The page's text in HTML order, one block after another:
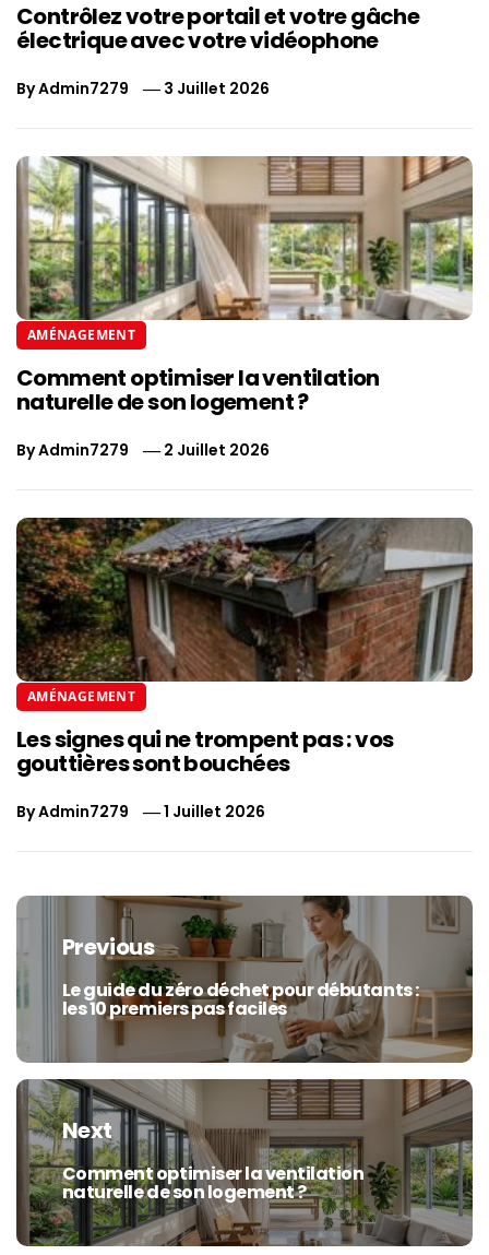
Contrôlez votre portail et votre gâche
électrique avec votre vidéophone
ByAdmin7279 3 Juillet 2026
AMÉNAGEMENT
Comment optimiser la ventilation
naturelle de son logement ?
ByAdmin7279 2 Juillet 2026
AMÉNAGEMENT
Les signes qui ne trompent pas : vos
gouttières sont bouchées
ByAdmin7279 1 Juillet 2026
Navigation
l’article
Previous
Previous
post:
Le guide du zéro déchet pour débutants :
les 10 premiers pas faciles
Next
Next
post:
Comment optimiser la ventilation
naturelle de son logement ?